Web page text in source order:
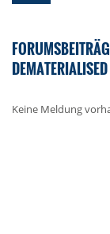
DEMATERIALISED
Keine Meldung